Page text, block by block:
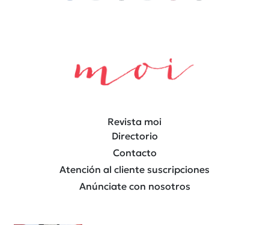
Revista moi
Directorio
Contacto
Atención al cliente suscripciones
Anúnciate con nosotros